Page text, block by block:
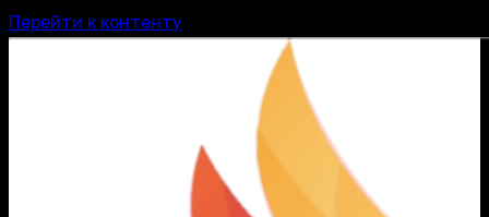
Перейти к контенту